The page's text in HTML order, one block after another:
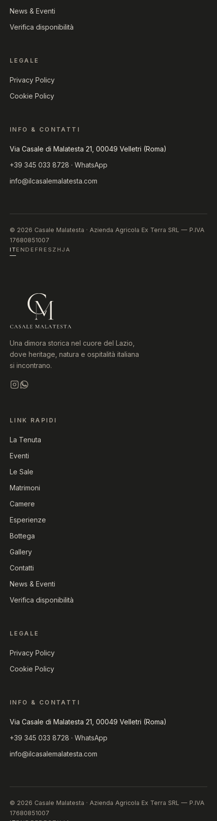
News & Eventi
Verifica disponibilità
LEGALE
Privacy Policy
Cookie Policy
INFO & CONTATTI
Via Casale di Malatesta 21, 00049 Velletri (Roma)
+39 345 033 8728 · WhatsApp
info@ilcasalemalatesta.com
© 2026 Casale Malatesta · Azienda Agricola Ex Terra SRL — P.IVA
17680851007
ITEN DE FR ES ZH JA
Una dimora storica nel cuore del Lazio,
dove heritage, natura e ospitalità italiana
si incontrano.
LINK RAPIDI
La Tenuta
Eventi
Le Sale
Matrimoni
Camere
Esperienze
Bottega
Gallery
Contatti
News & Eventi
Verifica disponibilità
LEGALE
Privacy Policy
Cookie Policy
INFO & CONTATTI
Via Casale di Malatesta 21, 00049 Velletri (Roma)
+39 345 033 8728 · WhatsApp
info@ilcasalemalatesta.com
© 2026 Casale Malatesta · Azienda Agricola Ex Terra SRL — P.IVA
17680851007